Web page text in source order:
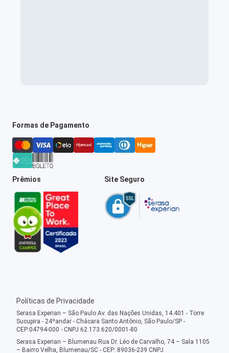
Formas de Pagamento
Prêmios Site Seguro
Políticas de Privacidade
Serasa Experian – São Paulo Av. das Nações Unidas, 14.401 - Torre
Sucupira - 24ºandar - Chácara Santo Antônio, São Paulo/SP -
CEP:04794-000 - CNPJ 62.173.620/0001-80
Serasa Experian – Blumenau Rua Dr. Léo de Carvalho, 74 – Sala 1105
– Bairro Velha, Blumenau/SC - CEP: 89036-239 CNPJ